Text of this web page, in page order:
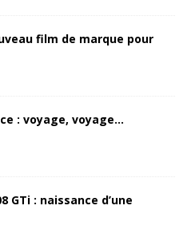
film de marque pour
: voyage, voyage…
GTi : naissance d’une